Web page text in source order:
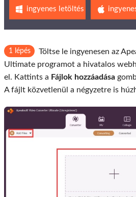
ingyenes letöltés
1 lépés
Töltse le ingyenesen az
Ultimate programot a hivatalos
el. Kattints a Fájlok hozzáadása
A fájlt közvetlenül a négyzetre is